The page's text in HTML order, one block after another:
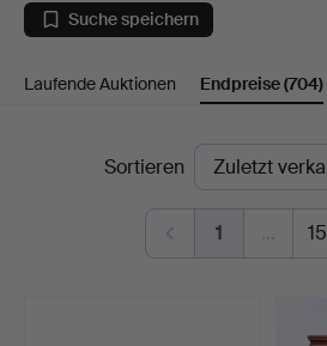
Halmstads
Auktionskammare
Suche speichern
Laufende Auktionen Endpreise(704)
EndpreiseSortieren
1 … 15